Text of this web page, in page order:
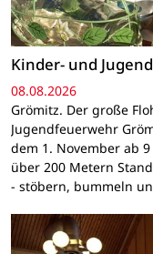
Kinder- und
08.08.2026
Grömitz. Der große
Jugendfeuerwehr
dem 1. November ab
über 200 Metern
- stöbern, bummeln